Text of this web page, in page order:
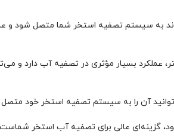
آن را به سیستم تصفیه استخر خود